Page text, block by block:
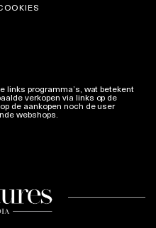
links programma’s, wat betekent
verkopen via links op de
de aankopen noch de user
webshops.